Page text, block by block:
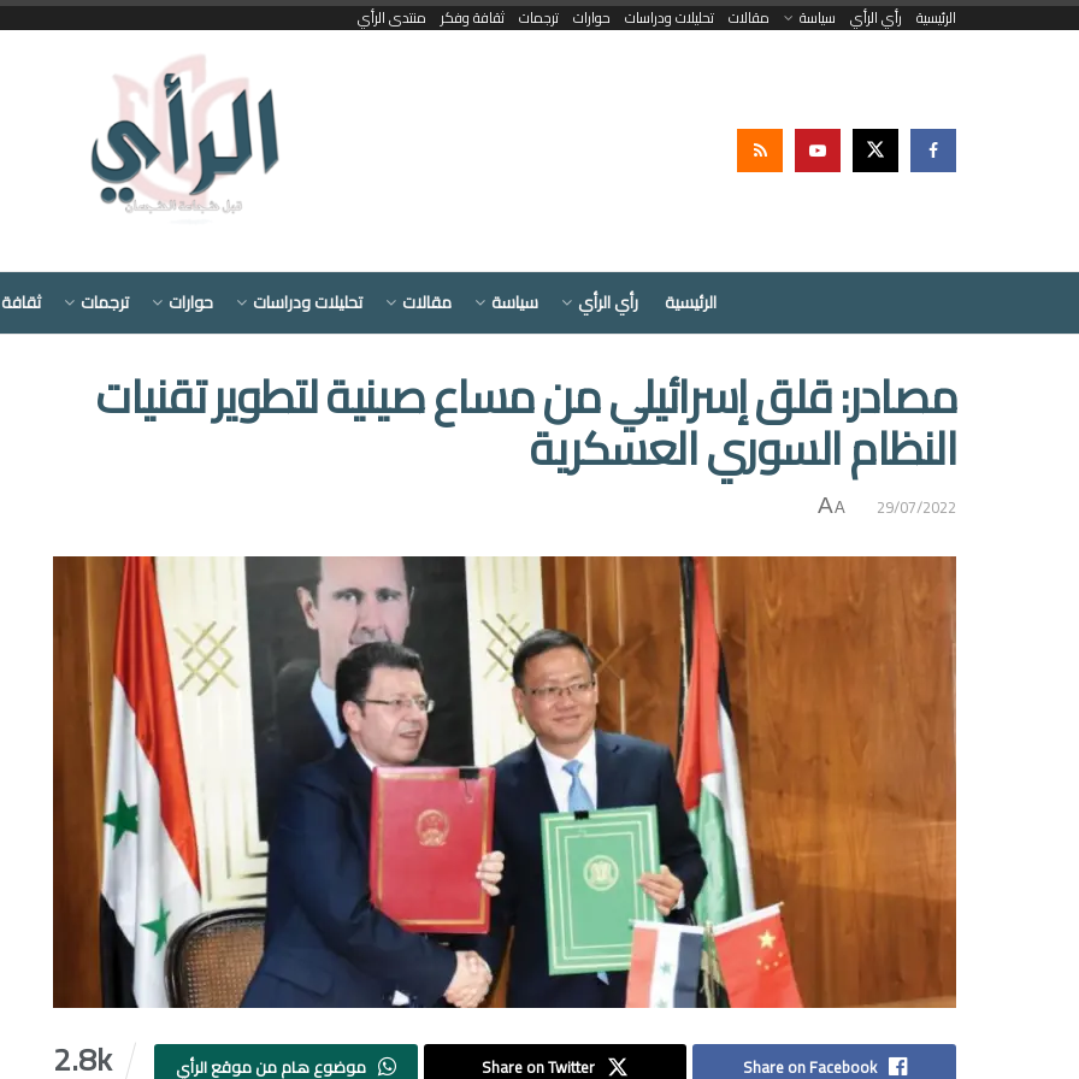
الرئيسية رأي الرأي سياسة مقالات تحليلات ودراسات حوارات ترجمات ثقافة وفكر منتدى الرأي
الرئيسية رأي الرأي سياسة مقالات تحليلات ودراسات حوارات ترجمات
مصادر: قلق إسرائيلي من مساع صينية لتطوير تقنيات
النظام السوري العسكرية
29/07/2022
A
A
2.8k Share on Facebook
Share on Twitter
موضوع هام من موقع الرأي